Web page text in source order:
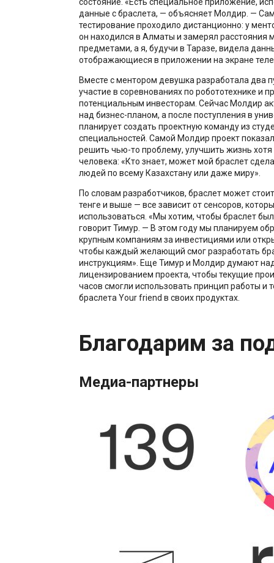
данные с браслета, — объясняет Молдир. —
тестирование проходило дистанционно: у
он находился в Алматы и замерял расстояния
предметами, а я, будучи в Таразе, видела
отображающиеся в приложении на экране
Вместе с ментором девушка разработала два
участие в соревнованиях по робототехнике и
потенциальным инвесторам. Сейчас Молдир
над бизнес-планом, а после поступления в
планирует создать проектную команду из
специальностей. Самой Молдир проект
решить чью-то проблему, улучшить жизнь хотя
человека: «Кто знает, может мой браслет
людей по всему Казахстану или даже миру».
По словам разработчиков, браслет может
тенге и выше — все зависит от сенсоров,
использоваться. «Мы хотим, чтобы браслет
говорит Тимур. — В этом году мы планируем
чтобы каждый желающий смог разработать
инструкциям». Еще Тимур и Молдир думают
лицензированием проекта, чтобы текущие
часов смогли использовать принцип работы и
браслета Your friend в своих продуктах.
Благодарим за
Медиа-партнеры